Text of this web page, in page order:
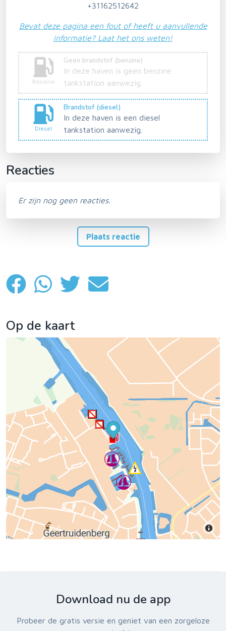
+31162512642
Bevat deze pagina een fout of heeft u aanvullende
informatie? Laat het ons weten!
Benzine
Geen brandstof (benzine)
In deze haven is geen benzine
tankstation aanwezig.
Diesel
Brandstof (diesel)
In deze haven is een diesel
tankstation aanwezig.
Reacties
Er zijn nog geen reacties.
Plaats reactie
Op de kaart
Download nu de app
Probeer de gratis versie en geniet van een zorgeloze